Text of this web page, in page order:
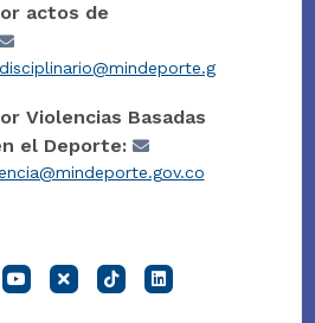
actos de
Violencias Basadas
el Deporte: